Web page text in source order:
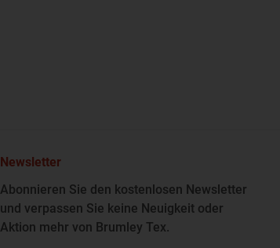
Newsletter
Abonnieren Sie den kostenlosen Newsletter
und verpassen Sie keine Neuigkeit oder
Aktion mehr von Brumley Tex.